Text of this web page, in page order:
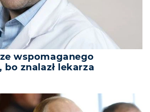
wspomaganego
znalazł lekarza